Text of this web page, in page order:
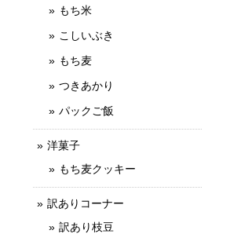
もち米
こしいぶき
もち麦
つきあかり
パックご飯
洋菓子
もち麦クッキー
訳ありコーナー
訳あり枝豆